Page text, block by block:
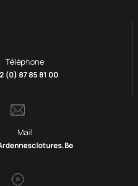
Téléphone
(0) 87 85 81 00
Mail